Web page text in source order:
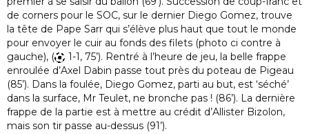
de corners pour le SOC, sur le dernier Diego Gomez, trouve
la tête de Pape Sarr qui s’élève plus haut que tout le monde
pour envoyer le cuir au fonds des filets (photo ci contre à
gauche), (
1-1, 75’). Rentré à l’heure de jeu, la belle frappe
enroulée d’Axel Dabin passe tout près du poteau de Pigeau
(85’). Dans la foulée, Diego Gomez, parti au but, est ‘séché’
dans la surface, Mr Teulet, ne bronche pas ! (86’). La dernière
frappe de la partie est à mettre au crédit d’Allister Bizolon,
mais son tir passe au-dessus (91’).